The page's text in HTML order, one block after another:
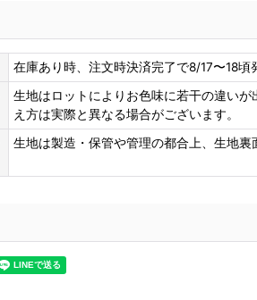
在庫あり時、注文時決済完了で8/17〜18
生地はロットによりお色味に若干の違い
え方は実際と異なる場合がございます。
生地は製造・保管や管理の都合上、生地